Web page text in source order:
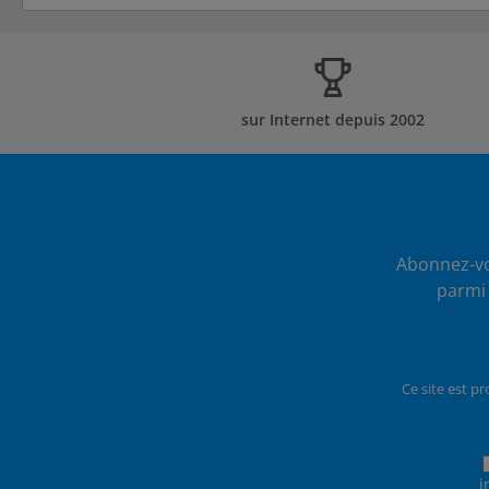
sur Internet depuis 2002
Abonnez-
Ce site est